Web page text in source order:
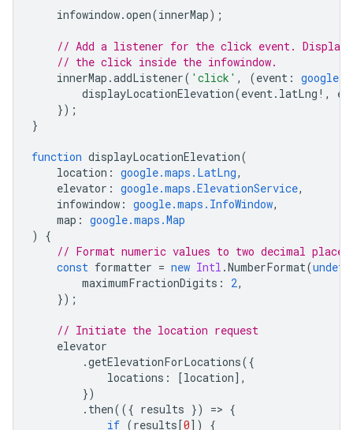
infowindow.open(innerMap);
// Add a listener for the click event. Display
// the click inside the infowindow.
innerMap .addListener( 'click' , (event :
displayLocationElevation(event. latLng ! ,
});
}
function displayLocationElevation(
location : google.maps.LatLng,
elevator : google.maps.ElevationService,
infowindow : google.maps.InfoWindow,
map : google.maps.Map
)
{
// Format numeric values to two decimal places
const formatter = new Intl .NumberFormat(
maximumFractionDigits : 2,
});
// Initiate the location request
elevator
.getElevationForLocations({
locations : [location],
})
. then(({ results }) => {
if (results[0])
{